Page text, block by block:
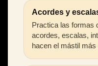
Acordes y
Practica las formas
acordes, escalas,
hacen el mástil más